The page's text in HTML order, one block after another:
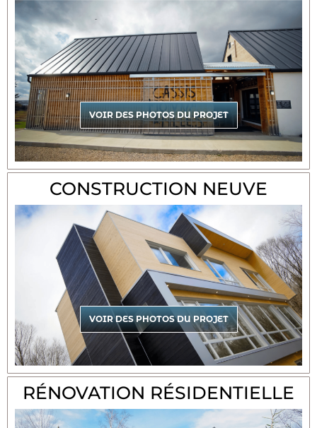
VOIR DES PHOTOS DU PROJET
CONSTRUCTION NEUVE
VOIR DES PHOTOS DU PROJET
RÉNOVATION RÉSIDENTIELLE